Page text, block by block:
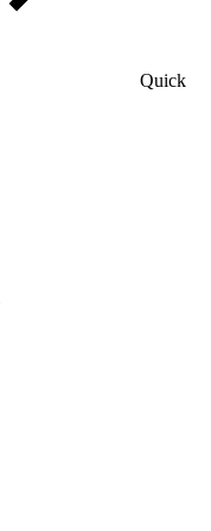
Quick